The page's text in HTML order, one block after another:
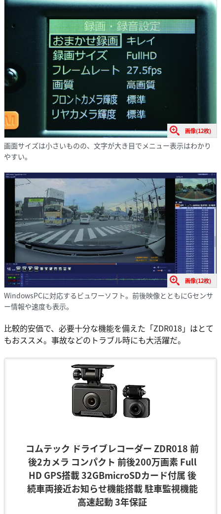
画像(12枚)
画面サイズは小さいものの、文字が大き目でメニュー表示はわかり
やすい。
画像(12枚)
WindowsPCに対応するビュワーソフト。前後映像とともにGセンサ
ー情報や速度も表示。
比較的安価で、必要十分な機能を備えた「ZDR018」はとて
もおススメ。事故などのトラブル時にも大活躍だ。
コムテック ドライブレコーダー ZDR018 前
後2カメラ コンパクト 前後200万画素 Full
HD GPS搭載 32GBmicroSDカード付属 後
続車両接近お知らせ機能搭載 駐車監視機能
高速起動 3年保証